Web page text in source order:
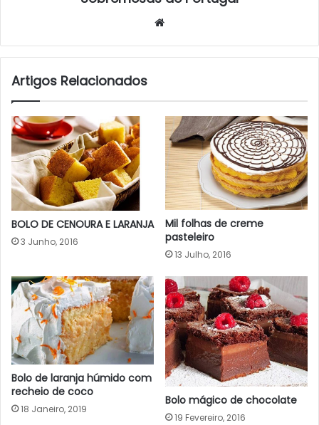
Artigos Relacionados
BOLO DE CENOURA E LARANJA
3 Junho, 2016
Mil folhas de creme
pasteleiro
13 Julho, 2016
Bolo de laranja húmido com
recheio de coco
18 Janeiro, 2019
Bolo mágico de chocolate
19 Fevereiro, 2016